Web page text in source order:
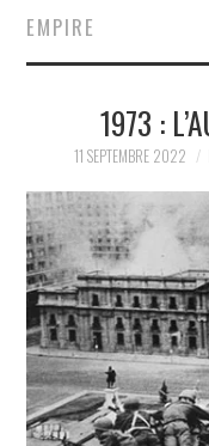
BRÈVES
JURIDIQUE
HISTOIRE
CULTURE
SPORT
EMPIRE
1973 :
11 SEPTEMBRE 2022